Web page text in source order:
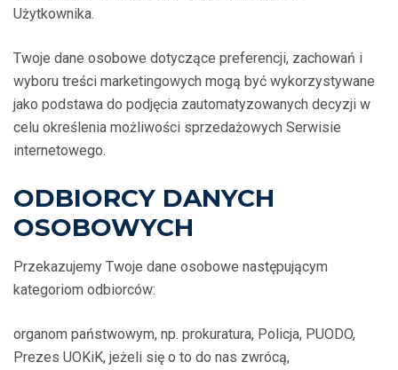
Użytkownika.
Twoje dane osobowe dotyczące preferencji, zachowań i
wyboru treści marketingowych mogą być wykorzystywane
jako podstawa do podjęcia zautomatyzowanych decyzji w
celu określenia możliwości sprzedażowych Serwisie
internetowego.
ODBIORCY DANYCH
OSOBOWYCH
Przekazujemy Twoje dane osobowe następującym
kategoriom odbiorców:
organom państwowym, np. prokuratura, Policja, PUODO,
Prezes UOKiK, jeżeli się o to do nas zwrócą,